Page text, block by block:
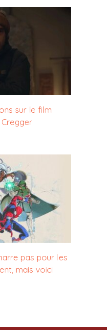
sur le film
pas pour les
mais voici